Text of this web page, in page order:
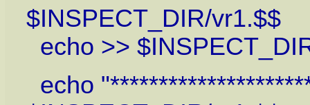
$INSPECT_DIR/vr1.$$
echo >>
echo